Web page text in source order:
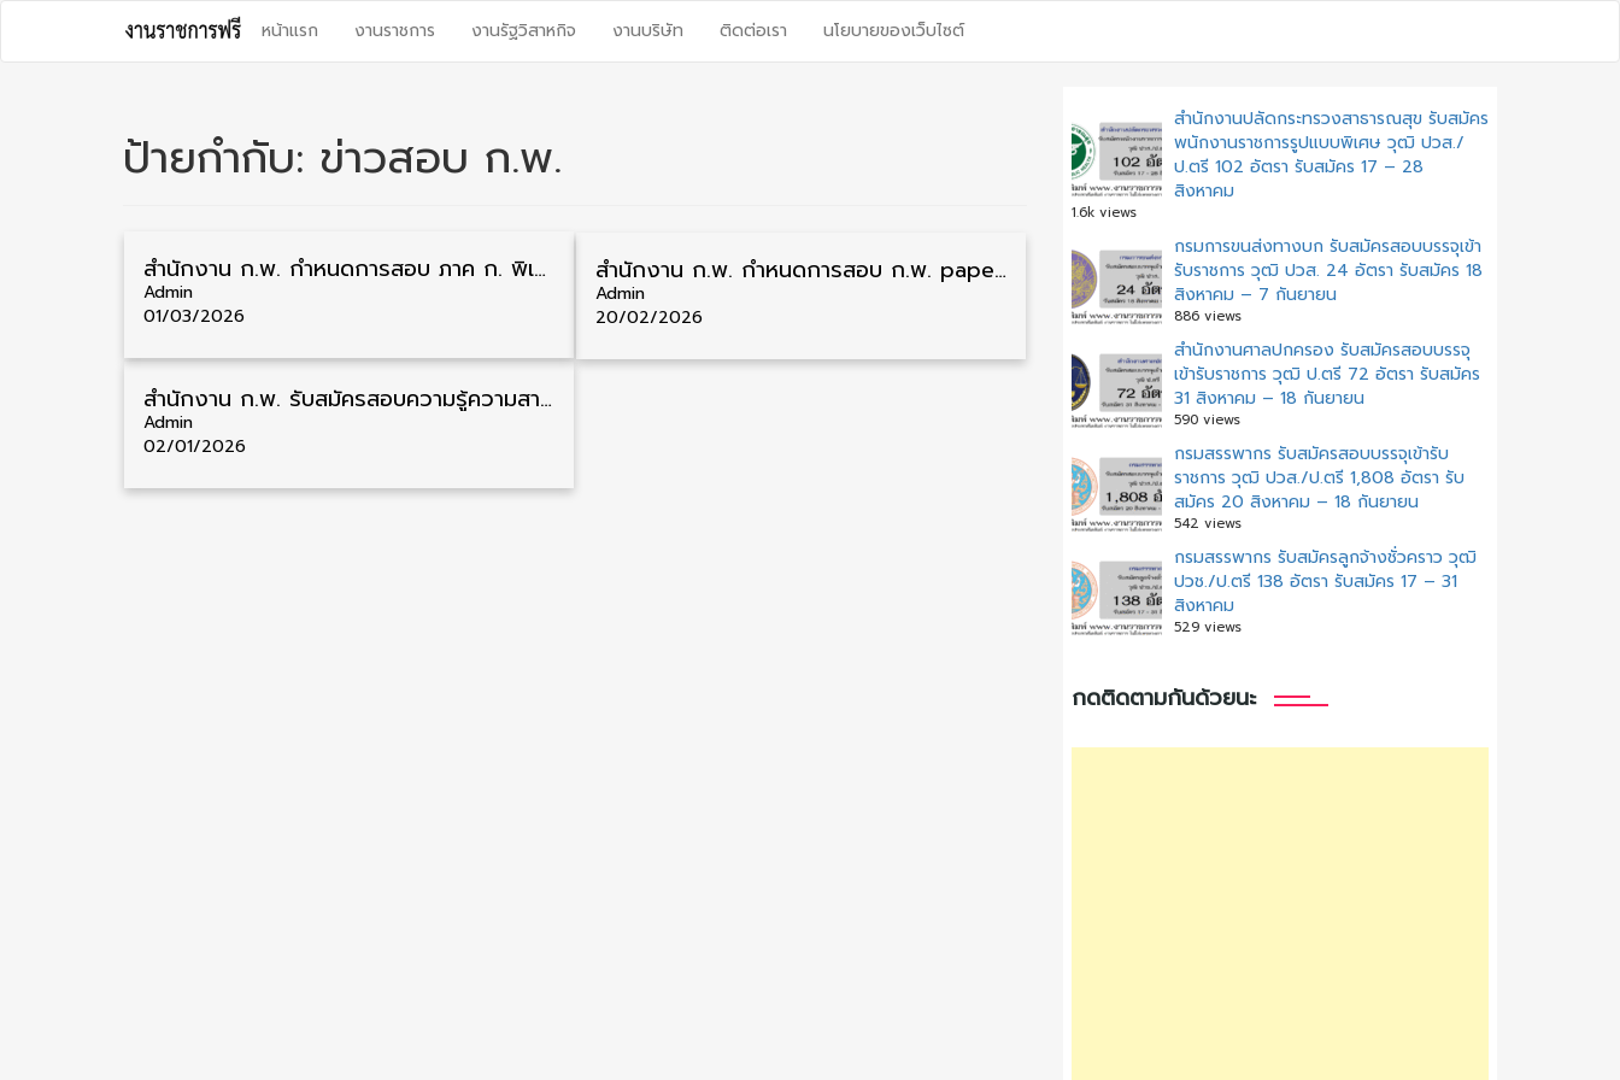
content
หน้าแรก งานราชการ งานรัฐวิสาหกิจ งานบริษัท ติดต่อเรา นโยบายของเว็บไซต์
ป้ายกำกับ: ข่าวสอบ ก.พ.
สำนักงาน ก.พ. กำหนดการสอบ ภาค ก. พิเศษ ประจำปี 2569 รับสมัคร 19 – 25 พฤษภาคม
Admin
01/03/2026
สำนักงาน ก.พ. กำหนดการสอบ ก.พ. paper & pencil ปี 2569 รายละเอียดเข้าไปอ่านได้ที่นี่
Admin
20/02/2026
สำนักงาน ก.พ. รับสมัครสอบความรู้ความสามารถทั่วไป สอบ ก.พ. รูปแบบ paper & pencil ทั่วประเทศ 450,000 ที่นั่ง รับสมัคร 14 มกราคม – 3 กุมภาพันธ์
Admin
02/01/2026
สำนักงานปลัดกระทรวงสาธารณสุข รับสมัคร
พนักงานราชการรูปแบบพิเศษ วุฒิ ปวส./
ป.ตรี 102 อัตรา รับสมัคร 17 – 28
สิงหาคม
1.6k views
กรมการขนส่งทางบก รับสมัครสอบบรรจุเข้า
รับราชการ วุฒิ ปวส. 24 อัตรา รับสมัคร 18
สิงหาคม – 7 กันยายน
886 views
สํานักงานศาลปกครอง รับสมัครสอบบรรจุ
เข้ารับราชการ วุฒิ ป.ตรี 72 อัตรา รับสมัคร
31 สิงหาคม – 18 กันยายน
590 views
กรมสรรพากร รับสมัครสอบบรรจุเข้ารับ
ราชการ วุฒิ ปวส./ป.ตรี 1,808 อัตรา รับ
สมัคร 20 สิงหาคม – 18 กันยายน
542 views
กรมสรรพากร รับสมัครลูกจ้างชั่วคราว วุฒิ
ปวช./ป.ตรี 138 อัตรา รับสมัคร 17 – 31
สิงหาคม
529 views
กดติดตามกันด้วยนะ